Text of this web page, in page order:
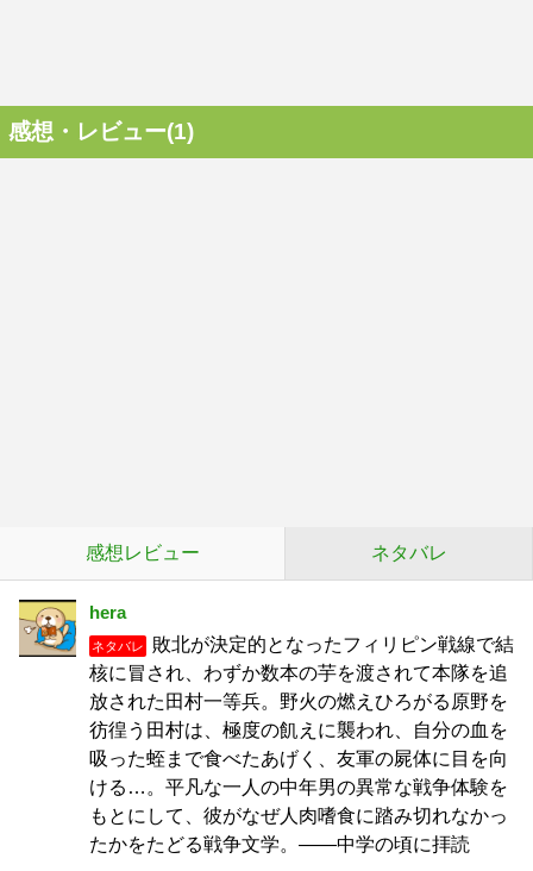
感想・レビュー(1)
感想レビュー ネタバレ
hera
ネタバレ
敗北が決定的となったフィリピン戦線で結
核に冒され、わずか数本の芋を渡されて本隊を追
放された田村一等兵。野火の燃えひろがる原野を
彷徨う田村は、極度の飢えに襲われ、自分の血を
吸った蛭まで食べたあげく、友軍の屍体に目を向
ける…。平凡な一人の中年男の異常な戦争体験を
もとにして、彼がなぜ人肉嗜食に踏み切れなかっ
たかをたどる戦争文学。――中学の頃に拝読